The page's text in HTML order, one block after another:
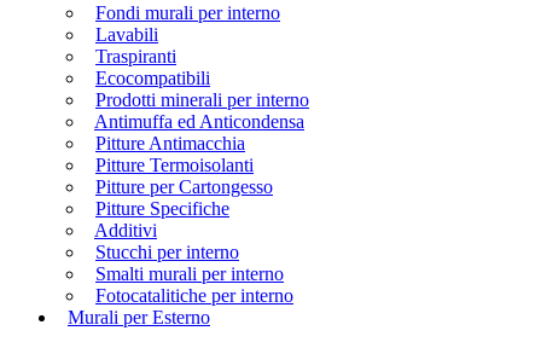
Fondi murali per interno
Lavabili
Traspiranti
Ecocompatibili
Prodotti minerali per interno
Antimuffa ed Anticondensa
Pitture Antimacchia
Pitture Termoisolanti
Pitture per Cartongesso
Pitture Specifiche
Additivi
Stucchi per interno
Smalti murali per interno
Fotocatalitiche per interno
Murali per Esterno